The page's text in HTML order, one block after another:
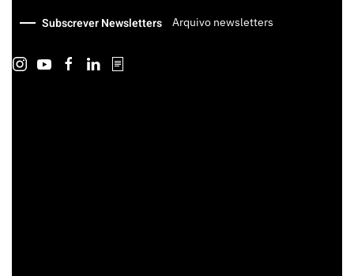
Subscrever Newsletters Arquivo newsletters